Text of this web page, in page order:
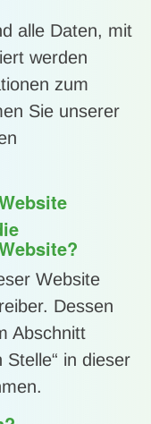
alle Daten, mit
werden
zum
Sie unserer
Website
Dessen
Abschnitt
Stelle“ in dieser